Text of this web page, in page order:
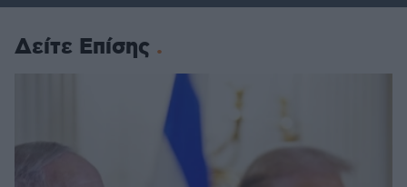
Δείτε Επίσης